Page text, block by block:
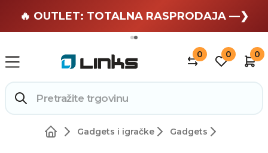
🏄 Zaslužuješ odmor —❯
🔥 OUTLET: TOTALNA RASPRODAJA —❯
0 0 0
Gadgets i igračke Gadgets